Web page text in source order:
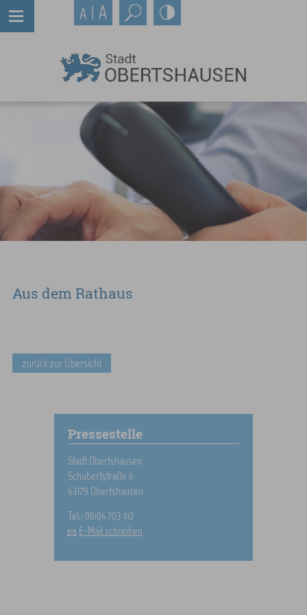
Aus dem Rathaus
zurück zur Übersicht
Pressestelle
Stadt Obertshausen
Schubertstraße 11
63179 Obertshausen
Tel.: 06104 703 1112
E-Mail schreiben